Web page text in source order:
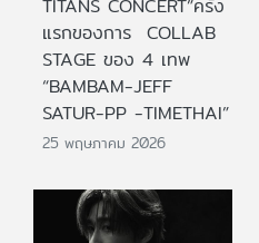
TITANS CONCERT”ครั้ง
แรกของการ COLLAB
STAGE ของ 4 เทพ
“BAMBAM-JEFF
SATUR-PP -TIMETHAI”
25 พฤษภาคม 2026